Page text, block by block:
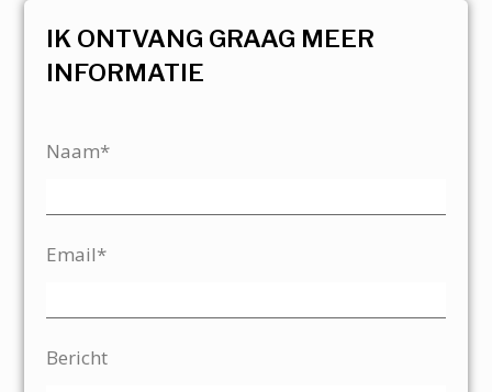
IK ONTVANG GRAAG MEER
INFORMATIE
Naam*
Email*
Bericht